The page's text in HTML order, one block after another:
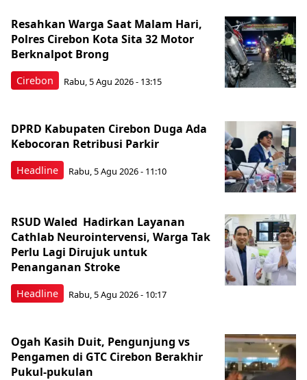
Cirebon
Resahkan Warga Saat Malam Hari,
Polres Cirebon Kota Sita 32 Motor
Berknalpot Brong
Rabu, 5 Agu 2026 - 13:15
Headline
DPRD Kabupaten Cirebon Duga Ada
Kebocoran Retribusi Parkir
Rabu, 5 Agu 2026 - 11:10
Headline
RSUD Waled Hadirkan Layanan
Cathlab Neurointervensi, Warga Tak
Perlu Lagi Dirujuk untuk
Penanganan Stroke
Rabu, 5 Agu 2026 - 10:17
Ogah Kasih Duit, Pengunjung vs
Pengamen di GTC Cirebon Berakhir
Pukul-pukulan